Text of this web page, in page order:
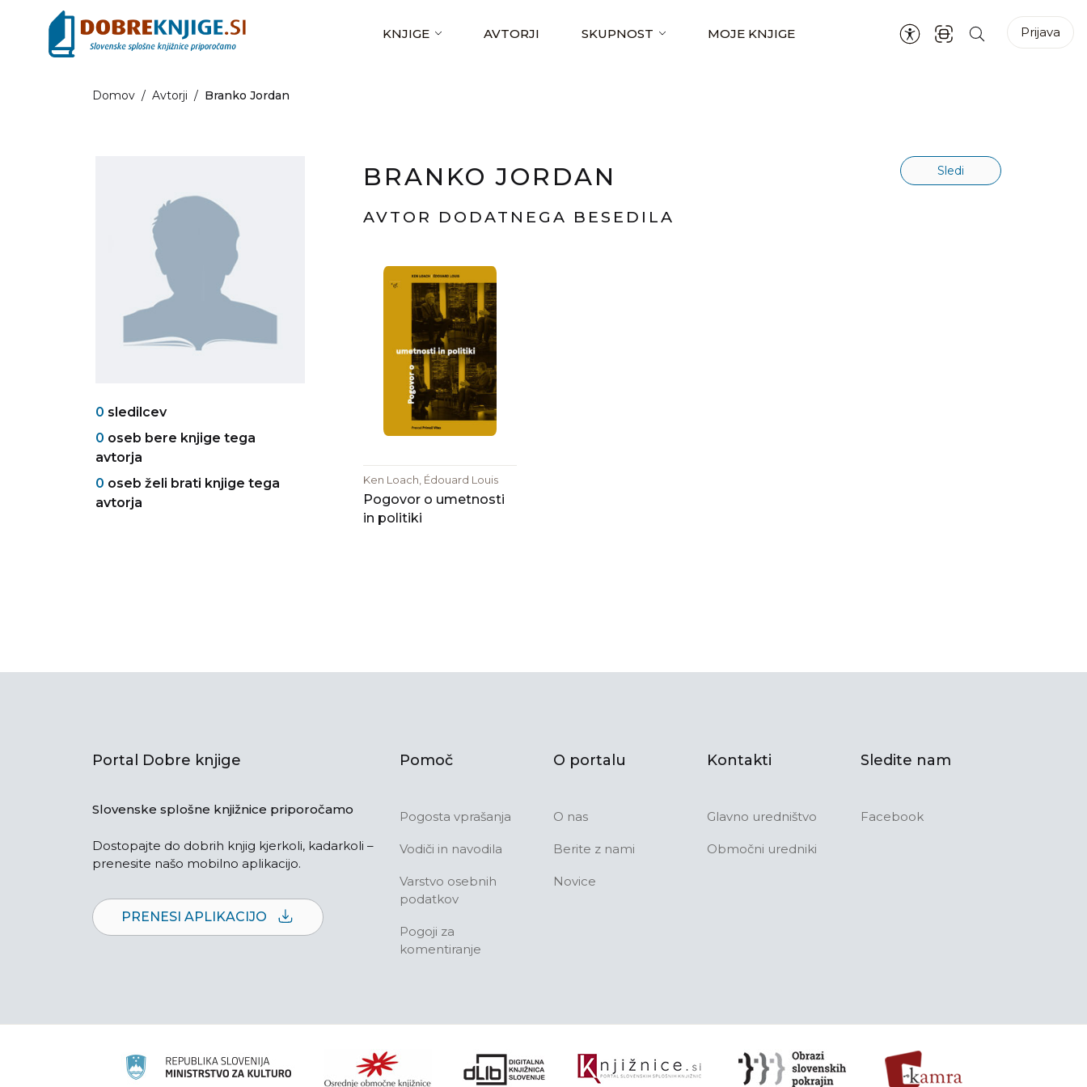
KNJIGE AVTORJI SKUPNOST MOJE KNJIGE Prijava
Domov / Avtorji / Branko Jordan
0 sledilcev
0 oseb bere knjige tega
avtorja
0 oseb želi brati knjige tega
avtorja
BRANKO JORDAN Sledi
AVTOR DODATNEGA BESEDILA
Ken Loach, Édouard Louis
Pogovor o umetnosti
in politiki
Portal Dobre knjige
Slovenske splošne knjižnice priporočamo
Dostopajte do dobrih knjig kjerkoli, kadarkoli –
prenesite našo mobilno aplikacijo.
PRENESI APLIKACIJO
Pomoč
Pogosta vprašanja
Vodiči in navodila
Varstvo osebnih
podatkov
Pogoji za
komentiranje
O portalu
O nas
Berite z nami
Novice
Kontakti
Glavno uredništvo
Območni uredniki
Sledite nam
Facebook